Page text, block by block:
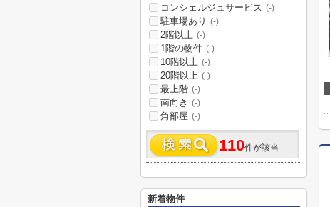
コンシェルジュサービス (-)
駐車場あり (-)
2階以上 (-)
1階の物件 (-)
10階以上 (-)
20階以上 (-)
最上階 (-)
南向き (-)
角部屋 (-)
110件が該当
新着物件